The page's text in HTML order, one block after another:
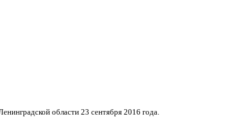
области 23 сентября 2016 года.